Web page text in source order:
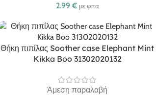
2.99 € με φπα
Θήκη πιπίλας Soother case Elephant Mint
Kikka Boo 31302020132
Άμεση παραλαβή